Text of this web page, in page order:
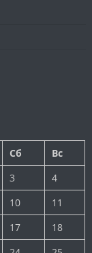
Сб
Вс
3
4
10
11
17
18